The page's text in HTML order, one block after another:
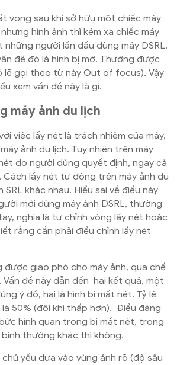
vọng sau khi sở hữu một chiếc máy
hình ảnh thì kém xa chiếc máy
những người lần đầu dùng máy DSRL,
đề đó là hình bị mờ. Thường được
lẽ gọi theo từ này Out of focus). Vậy
xem vấn đề này là gì.
máy ảnh du lịch
việc lấy nét là trách nhiệm của máy,
ảnh du lịch. Tuy nhiên trên máy
do người dùng quyết định, ngay cả
lấy nét tự động trên máy ảnh du
SRL khác nhau. Hiểu sai về điều này
mới dùng máy ảnh DSRL, thường
nghĩa là tự chỉnh vòng lấy nét hoặc
rằng cần phải điều chỉnh lấy nét
được giao phó cho máy ảnh, qua chế
đề này dẫn đến hai kết quả, một
ý đồ, hai là hình bị mất nét. Tỷ lệ
50% (đôi khi thấp hơn). Điều đáng
hình quan trọng bị mất nét, trong
thường khác thì không.
chủ yếu dựa vào vùng ảnh rõ (độ sâu